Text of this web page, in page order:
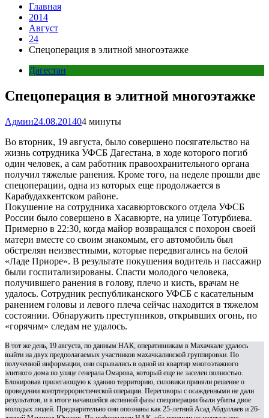
Главная
2014
Август
24
Спецоперация в элитной многоэтажке
Дагестан
Спецоперация в элитной многоэтажке
Админ24.08.201404 минуты
Во вторник, 19 августа, было совершено посягательство на
жизнь сотрудника УФСБ Дагестана, в ходе которого погиб
один человек, а сам работник правоохранительного органа
получил тяжелые ранения. Кроме того, на неделе прошли две
спецоперации, одна из которых еще продолжается в
Карабудахкентском районе.
Покушение на сотрудника хасавюртовского отдела УФСБ
России было совершено в Хасавюрте, на улице Тотурбиева.
Примерно в 22:30, когда майор возвращался с похорон своей
матери вместе со своим знакомым, его автомобиль был
обстрелян неизвестными, которые передвигались на белой
«Ладе Приоре». В результате покушения водитель и пассажир
были госпитализированы. Спасти молодого человека,
получившего ранения в голову, плечо и кисть, врачам не
удалось. Сотрудник республиканского УФСБ с касательным
ранением головы и левого плеча сейчас находится в тяжелом
состоянии. Обнаружить преступников, открывших огонь, по
«горячим» следам не удалось.
В тот же день, 19 августа, по данным НАК, оперативникам в Махачкале удалось
выйти на двух предполагаемых участников махачкалинской группировки. По
полученной информации, они скрывались в одной из квартир многоэтажного
элитного дома по улице генерала Омарова, который еще не заселен полностью.
Блокировав прилегающую к зданию территорию, силовики приняли решение о
проведении контртеррористической операции. Переговоры с осажденными не дали
результатов, и в итоге начавшейся активной фазы спецоперации были убиты двое
молодых людей. Предварительно они опознаны как 25-летний Асад Абдуллаев и 26-